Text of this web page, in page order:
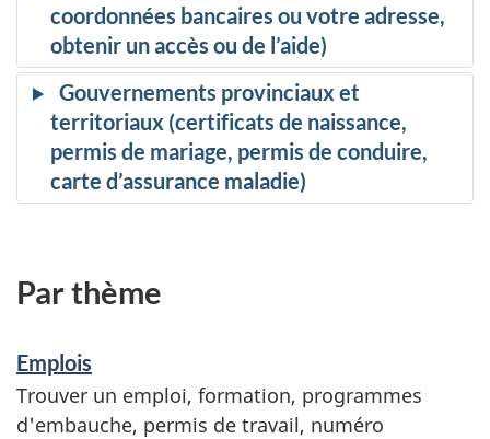
coordonnées bancaires ou votre adresse,
obtenir un accès ou de l’aide)
Gouvernements provinciaux et
territoriaux (certificats de naissance,
permis de mariage, permis de conduire,
carte d’assurance maladie)
Par thème
Emplois
Trouver un emploi, formation, programmes
d'embauche, permis de travail, numéro